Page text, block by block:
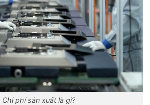
Chi phí sản xuất là gì?